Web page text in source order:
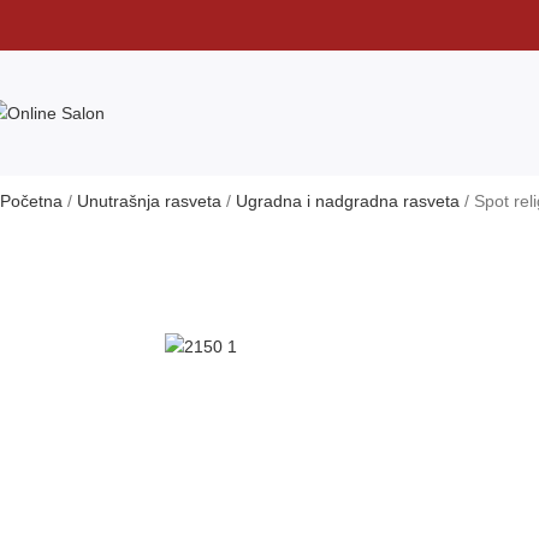
Početna Unutrašnja rasveta Ugradna i nadgradna rasveta Spot